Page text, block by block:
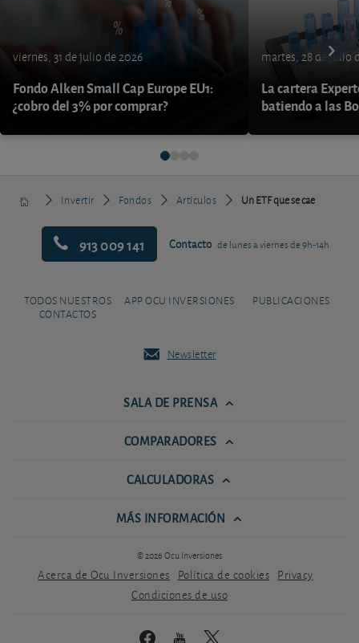
viernes, 31 de julio de 2026
Fondo Alken Small Cap Europe EU1:
¿cobro del 3% por comprar?
martes, 28 de julio
La cartera
batiendo a las
Invertir Fondos Artículos Un ETF que se cae
913 009 141 Contacto de lunes a viernes de 9h-14h
TODOS NUESTROS
CONTACTOS
APP OCU INVERSIONES PUBLICACIONES
Newsletter
SALA DE PRENSA
COMPARADORES
CALCULADORAS
MÁS INFORMACIÓN
© 2026 Ocu Inversiones
Acerca de Ocu Inversiones Política de cookies Privacy
Condiciones de uso